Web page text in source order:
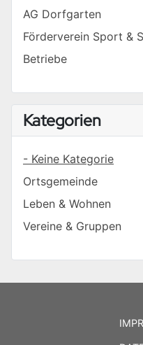
AG Dorfgarten
Förderverein Sport &
Betriebe
Kategorien
- Keine Kategorie
Ortsgemeinde
Leben & Wohnen
Vereine & Gruppen